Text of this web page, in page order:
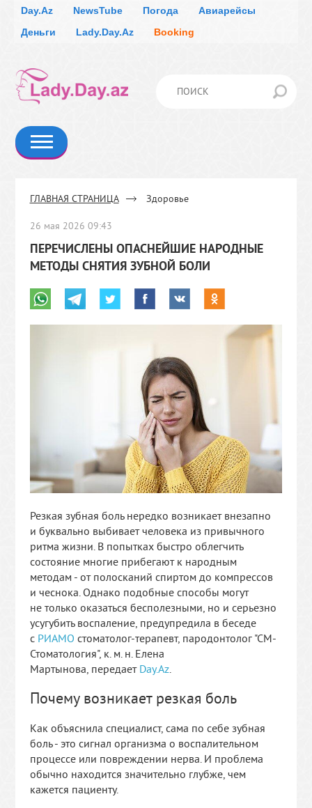
Day.Az NewsTube Погода
Авиарейсы
Деньги
Lady.Day.Az Booking
КАРЬЕРА КРАСОТА
ЗДОРОВЬЕ
ГОСТИ
ГЛАВНАЯ СТРАНИЦА Здоровье
26 мая 2026 09:43
ПЕРЕЧИСЛЕНЫ ОПАСНЕЙШИЕ НАРОДНЫЕ
МЕТОДЫ СНЯТИЯ ЗУБНОЙ БОЛИ
Резкая зубная боль нередко возникает внезапно
и буквально выбивает человека из привычного
ритма жизни. В попытках быстро облегчить
состояние многие прибегают к народным
методам - от полосканий спиртом до компрессов
и чеснока. Однако подобные способы могут
не только оказаться бесполезными, но и серьезно
усугубить воспаление, предупредила в беседе
с РИАМО стоматолог-терапевт, пародонтолог "СМ-
Стоматология", к. м. н. Елена
Мартынова, передает Day.Az.
Почему возникает резкая боль
Как объяснила специалист, сама по себе зубная
боль - это сигнал организма о воспалительном
процессе или повреждении нерва. И проблема
обычно находится значительно глубже, чем
кажется пациенту.